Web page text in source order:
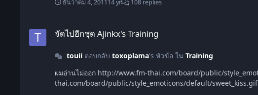
ธันวาคม 4, 201114 yr 108 replies
จัดไปอีกชุด Ajinkx's Training
touiiตอบกลับ toxoplama's หัวข้อ ใน Training
ผมอ่านไม่ออก http://www.fm-thai.com/board/public/style_emoticons/default/burn_joss_stick.gif แต่ยังไงก้อขอรับไปลองนะครับ อขบคุณที่แบ่งปันครับ http://www.fm-
thai.com/board/public/style_emoticons/default/sweet_kiss.gif